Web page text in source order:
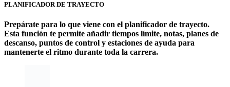
PLANIFICADOR DE TRAYECTO
Prepárate para lo que viene con el planificador de trayecto.
Esta función te permite añadir tiempos límite, notas, planes de
descanso, puntos de control y estaciones de ayuda para
mantenerte el ritmo durante toda la carrera.